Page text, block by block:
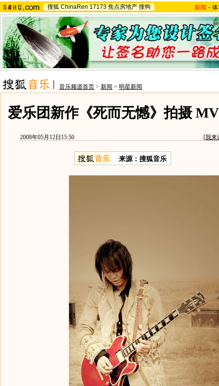
搜狐 ChinaRen 17173 焦点房地产 搜狗 新闻 -
音乐频道首页 > 新闻 > 明星新闻
爱乐团新作《死而无憾》拍摄
2008年05月12日15:50 [我来
来源：搜狐音乐